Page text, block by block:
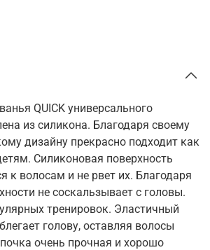
QUICK универсального
из силикона. Благодаря своему
дизайну прекрасно подходит как
Силиконовая поверхность
к волосам и не рвет их. Благодаря
не соскальзывает с головы.
тренировок. Эластичный
голову, оставляя волосы
очень прочная и хорошо